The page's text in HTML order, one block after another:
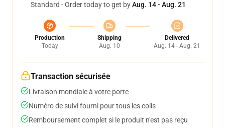
Standard - Order today to get byAug. 14 - Aug. 21
Production
Today
Shipping
Aug. 10
Delivered
Aug. 14 - Aug. 21
Transaction sécurisée
Livraison mondiale à votre porte
Numéro de suivi fourni pour tous les colis
Remboursement complet si le produit n'est pas reçu